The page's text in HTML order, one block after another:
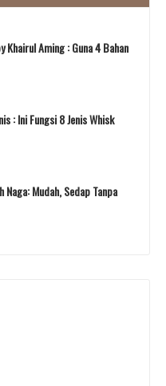
Khairul Aming : Guna 4 Bahan
: Ini Fungsi 8 Jenis Whisk
Mudah, Sedap Tanpa